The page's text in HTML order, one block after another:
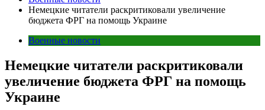
Немецкие читатели раскритиковали увеличение
бюджета ФРГ на помощь Украине
Военные новости
Немецкие читатели раскритиковали
увеличение бюджета ФРГ на помощь
Украине